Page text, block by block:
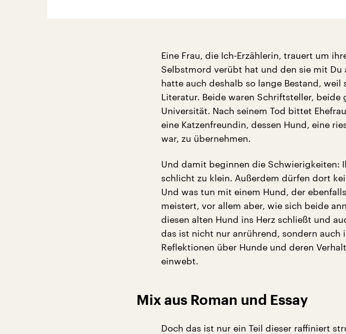
Eine Frau, die Ich-Erzählerin, trauert um
Selbstmord verübt hat und den sie mit Du
hatte auch deshalb so lange Bestand, weil
Literatur. Beide waren Schriftsteller, beide
Universität. Nach seinem Tod bittet
eine Katzenfreundin, dessen Hund, eine
war, zu übernehmen.
Und damit beginnen die Schwierigkeiten:
schlicht zu klein. Außerdem dürfen dort
Und was tun mit einem Hund, der
meistert, vor allem aber, wie sich beide
diesen alten Hund ins Herz schließt und
das ist nicht nur anrührend, sondern auch
Reflektionen über Hunde und deren
einwebt.
Mix aus Roman und Essay
Doch das ist nur ein Teil dieser raffiniert